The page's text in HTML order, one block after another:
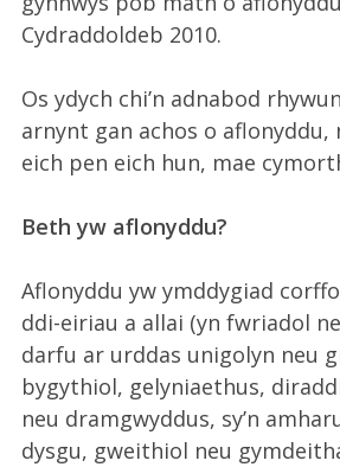
Cydraddoldeb 2010.
Os ydych chi’n adnabod
arnynt gan achos o aflonyddu,
eich pen eich hun, mae
Beth yw aflonyddu?
Aflonyddu yw ymddygiad
ddi-eiriau a allai (yn fwriadol
darfu ar urddas unigolyn neu
bygythiol, gelyniaethus,
neu dramgwyddus, sy’n
dysgu, gweithiol neu